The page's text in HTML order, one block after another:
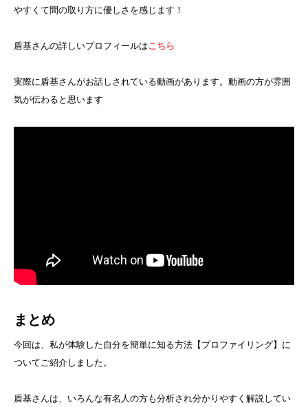
やすくて間の取り方に優しさを感じます！
盾基さんの詳しいプロフィールはこちら
実際に盾基さんがお話しされている動画があります。動画の方が雰囲
気が伝わると思います
まとめ
今回は、私が体験した自分を簡単に知る方法【プロファイリング】に
ついてご紹介しました。
盾基さんは、いろんな有名人の方も分析され分かりやすく解説してい